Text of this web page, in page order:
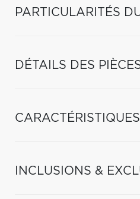
PARTICULARITÉS
DÉTAILS DES
CARACTÉRISTIQUES
INCLUSIONS &